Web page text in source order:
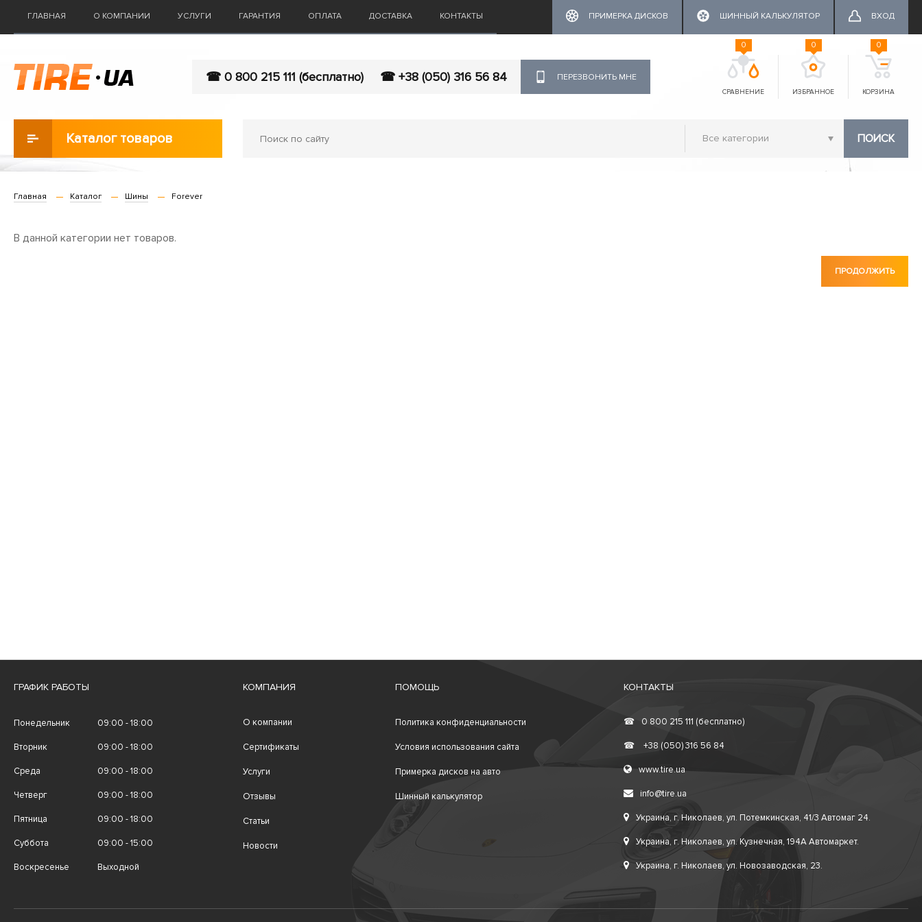
ГЛАВНАЯ О КОМПАНИИ УСЛУГИ ГАРАНТИЯ ОПЛАТА ДОСТАВКА КОНТАКТЫ ПРИМЕРКА ДИСКОВ ШИННЫЙ КАЛЬКУЛЯТОР ВХОД
☎ 0 800 215 111 (бесплатно) ☎ +38 (050) 316 56 84 ПЕРЕЗВОНИТЬ МНЕ
СРАВНЕНИЕ
0
ИЗБРАННОЕ
0
КОРЗИНА
0
Каталог товаров ПОИСК
Главная Каталог Шины Forever
В данной категории нет товаров.
ПРОДОЛЖИТЬ
ГРАФИК РАБОТЫ
Понедельник 09:00 - 18:00
Вторник 09:00 - 18:00
Среда 09:00 - 18:00
Четверг 09:00 - 18:00
Пятница 09:00 - 18:00
Суббота 09:00 - 15:00
Воскресенье Выходной
КОМПАНИЯ
О компании
Сертификаты
Услуги
Отзывы
Статьи
Новости
ПОМОЩЬ
Политика конфиденциальности
Условия использования сайта
Примерка дисков на авто
Шинный калькулятор
КОНТАКТЫ
☎ 0 800 215 111 (бесплатно)
☎ +38 (050) 316 56 84
www.tire.ua
info@tire.ua
Украина, г. Николаев, ул. Потемкинская, 41/3 Автомаг 24.
Украина, г. Николаев, ул. Кузнечная, 194А Автомаркет.
Украина, г. Николаев, ул. Новозаводская, 23.